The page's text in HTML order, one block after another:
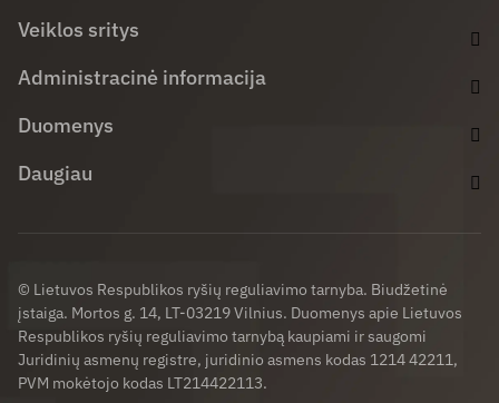
Veiklos sritys
Administracinė informacija
Duomenys
Daugiau
© Lietuvos Respublikos ryšių reguliavimo tarnyba. Biudžetinė
įstaiga. Mortos g. 14, LT-03219 Vilnius. Duomenys apie Lietuvos
Respublikos ryšių reguliavimo tarnybą kaupiami ir saugomi
Juridinių asmenų registre, juridinio asmens kodas 1214 42211,
PVM mokėtojo kodas LT214422113.